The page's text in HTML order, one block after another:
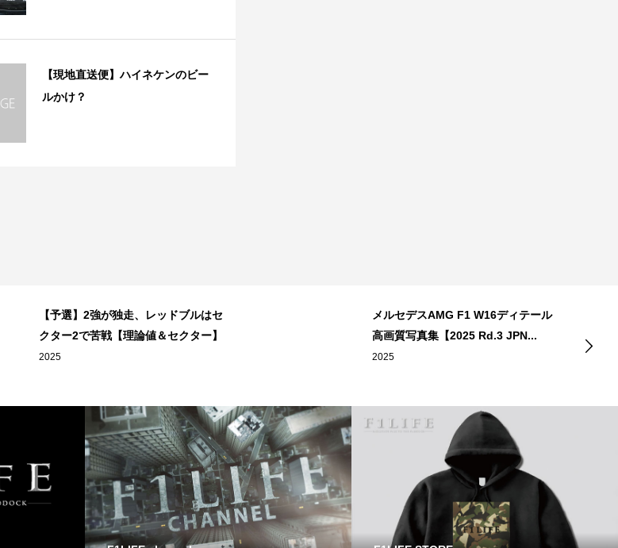
【現地直送便】ハイネケンのビー
ルかけ？
【予選】2強が独走、レッドブルはセ
クター2で苦戦【理論値＆セクター】
2025
メルセデスAMG F1 W16ディテール
高画質写真集【2025 Rd.3 JPN...
2025